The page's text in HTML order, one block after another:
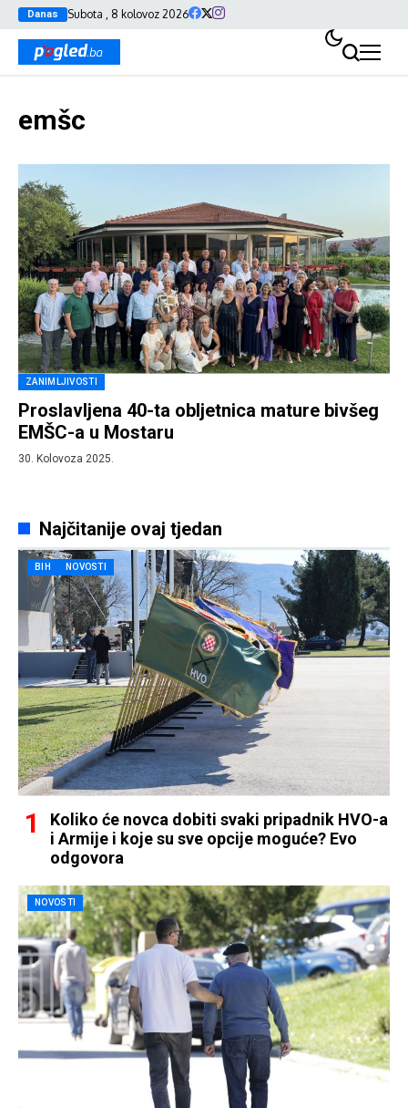
Danas Subota , 8 kolovoz 2026
emšc
ZANIMLJIVOSTI
Proslavljena 40-ta obljetnica mature bivšeg
EMŠC-a u Mostaru
30. Kolovoza 2025.
Najčitanije ovaj tjedan
BIH NOVOSTI
Koliko će novca dobiti svaki pripadnik HVO-a
i Armije i koje su sve opcije moguće? Evo
odgovora
NOVOSTI